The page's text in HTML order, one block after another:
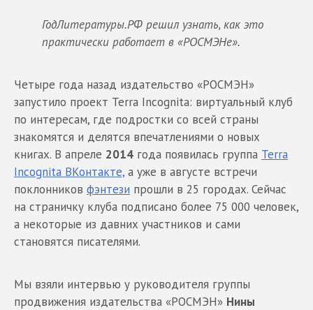
ГодЛитературы.РФ решил узнать, как это
практически работает в «РОСМЭНе».
Четыре года назад издательство «РОСМЭН»
запустило проект Terra Incognita: виртуальный клуб
по интересам, где подростки со всей страны
знакомятся и делятся впечатлениями о новых
книгах. В апреле 2014 года появилась группа Terra
Incognita ВКонтакте, а уже в августе встречи
поклонников фэнтези прошли в 25 городах. Сейчас
на страничку клуба подписано более 75 000 человек,
а некоторые из давних участников и сами
становятся писателями.
Мы взяли интервью у руководителя группы
продвижения издательства «РОСМЭН» Нины